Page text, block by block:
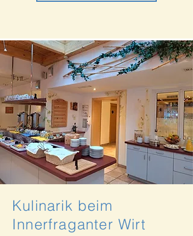
Kulinarik beim
Innerfraganter Wirt